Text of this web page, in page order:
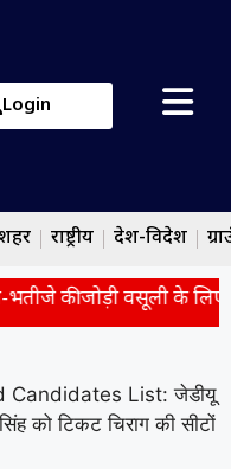
Login
राष्ट्रीय देश-विदेश
की जोड़ी वसूली के लिए
Candidates List: जेडीयू
को टिकट चिराग की सीटों